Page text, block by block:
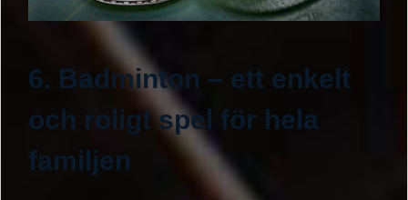
6. Badminton – ett enkelt
och roligt spel för hela
familjen